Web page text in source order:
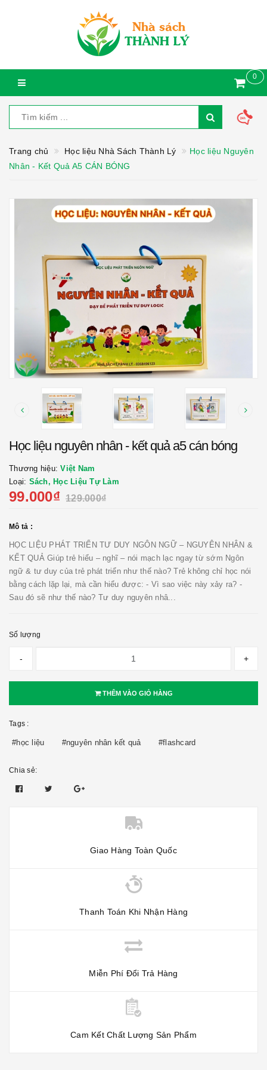
0
Trang chủ Học liệu Nhà Sách Thành Lý
Học liệu Nguyên
Nhân - Kết Quả A5 CÁN BÓNG
Học liệu nguyên nhân - kết quả a5 cán bóng
Thương hiệu:Việt Nam
Loại: Sách, Học Liệu Tự Làm
99.000₫ 129.000₫
Mô tả :
HỌC LIỆU PHÁT TRIỂN TƯ DUY NGÔN NGỮ – NGUYÊN NHÂN &
KẾT QUẢ Giúp trẻ hiểu – nghĩ – nói mạch lạc ngay từ sớm Ngôn
ngữ & tư duy của trẻ phát triển như thế nào? Trẻ không chỉ học nói
bằng cách lặp lại, mà cần hiểu được: - Vì sao việc này xảy ra? -
Sau đó sẽ như thế nào? Tư duy nguyên nhâ...
Số lượng
- +
THÊM VÀO GIỎ HÀNG
Tags :
#học liệu #nguyên nhân kết quả #flashcard
Chia sẻ:
Giao Hàng Toàn Quốc
Thanh Toán Khi Nhận Hàng
Miễn Phí Đổi Trả Hàng
Cam Kết Chất Lượng Sản Phẩm